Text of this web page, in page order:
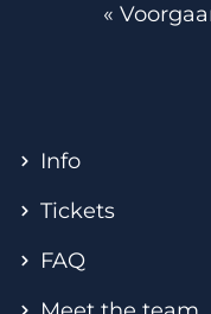
«
Info
Tickets
FAQ